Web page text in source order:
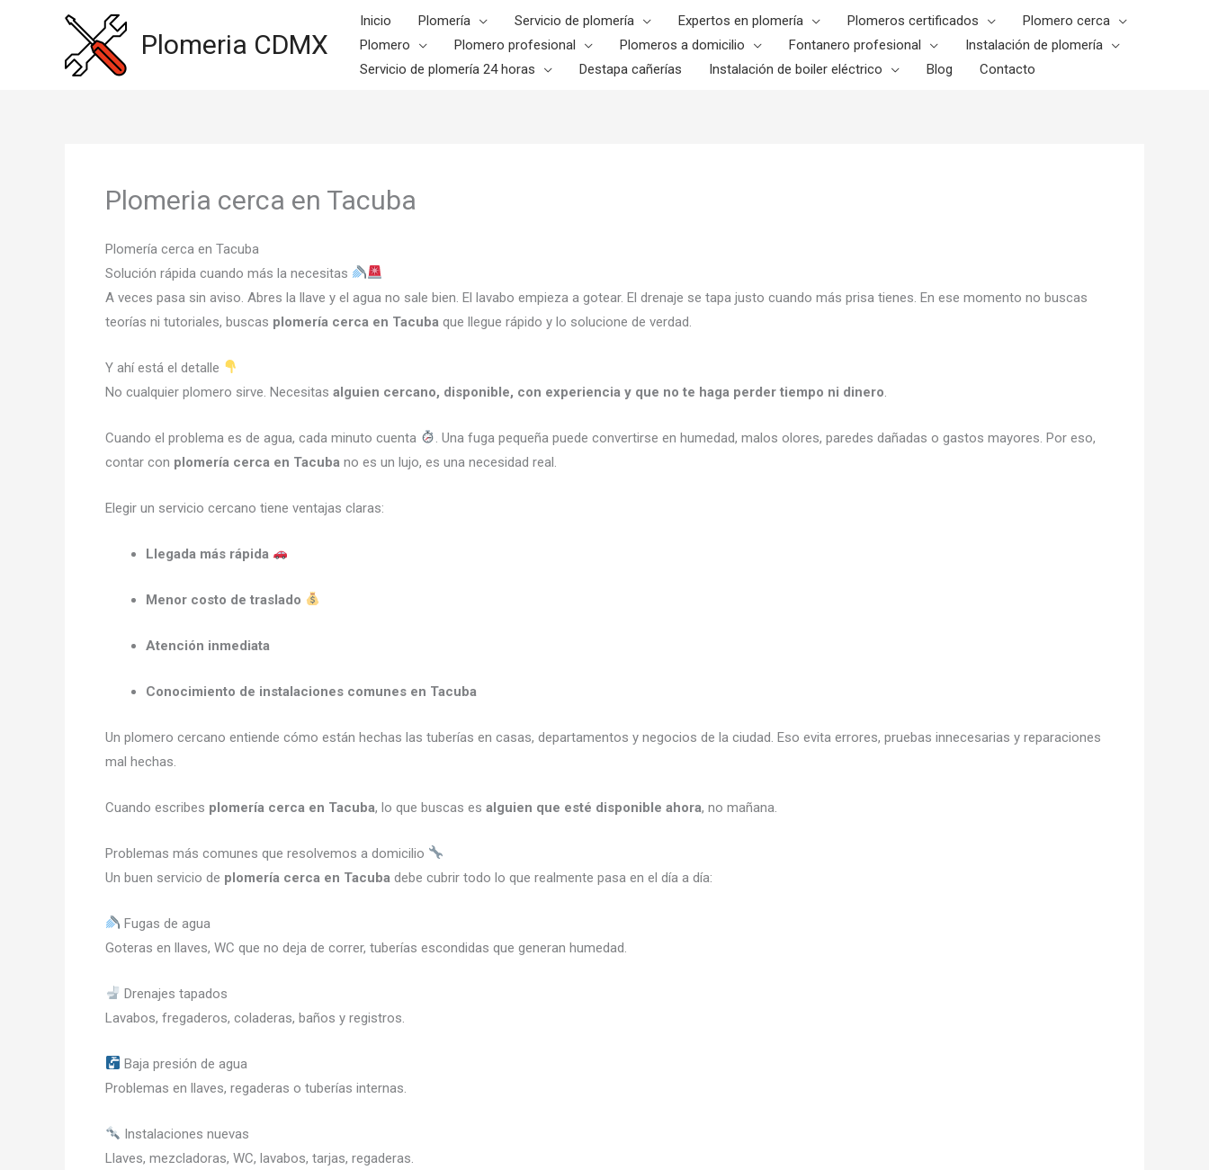
Plomeria CDMX
Inicio Plomería Servicio de plomería Expertos en plomería Plomeros certificados
Plomero cerca
Plomero
Plomero profesional Plomeros a domicilio Fontanero profesional
Instalación de plomería
Servicio de plomería 24 horas
Destapa cañerías Instalación de boiler eléctrico Blog Contacto
Plomeria cerca en Tacuba
Plomería cerca en Tacuba
Solución rápida cuando más la necesitas
A veces pasa sin aviso. Abres la llave y el agua no sale bien. El lavabo empieza a gotear. El drenaje se tapa justo cuando más prisa tienes. En ese momento no buscas
teorías ni tutoriales, buscas plomería cerca en Tacuba que llegue rápido y lo solucione de verdad.
Y ahí está el detalle
No cualquier plomero sirve. Necesitas alguien cercano, disponible, con experiencia y que no te haga perder tiempo ni dinero
Cuando el problema es de agua, cada minuto cuenta
. Una fuga pequeña puede convertirse en humedad, malos olores, paredes dañadas o gastos mayores. Por eso,
contar con plomería cerca en Tacuba no es un lujo, es una necesidad real.
Elegir un servicio cercano tiene ventajas claras:
Llegada más rápida
Menor costo de traslado
Atención inmediata
Conocimiento de instalaciones comunes en Tacuba
Un plomero cercano entiende cómo están hechas las tuberías en casas, departamentos y negocios de la ciudad. Eso evita errores, pruebas innecesarias y reparaciones
mal hechas.
Cuando escribes plomería cerca en Tacuba, lo que buscas es alguien que esté disponible ahora, no mañana.
Problemas más comunes que resolvemos a domicilio
Un buen servicio de plomería cerca en Tacuba debe cubrir todo lo que realmente pasa en el día a día:
Fugas de agua
Goteras en llaves, WC que no deja de correr, tuberías escondidas que generan humedad.
Drenajes tapados
Lavabos, fregaderos, coladeras, baños y registros.
Baja presión de agua
Problemas en llaves, regaderas o tuberías internas.
Instalaciones nuevas
Llaves, mezcladoras, WC, lavabos, tarjas, regaderas.